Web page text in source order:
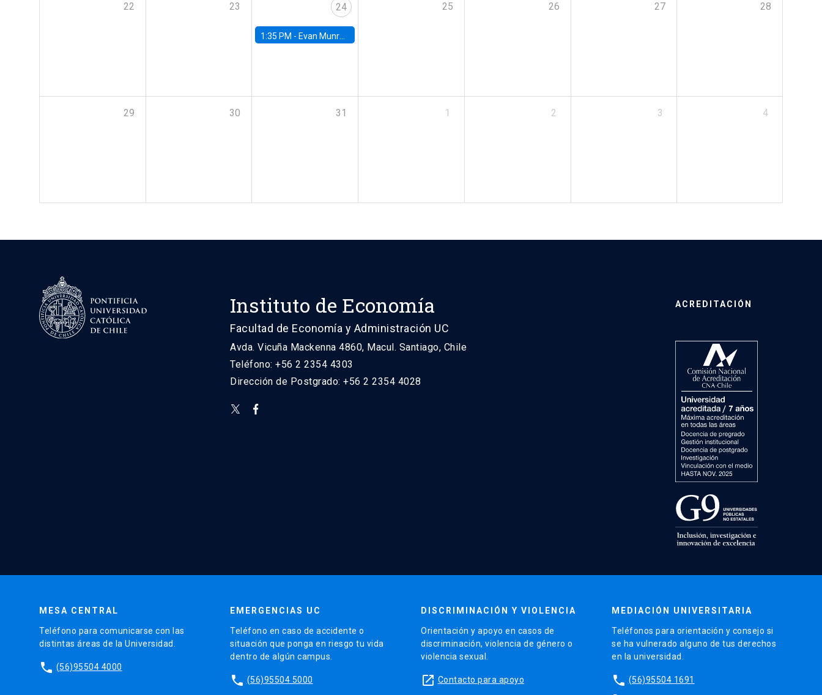
22 23 24
1:35 PM - Evan Munro, Neyman Visiting Assistant Professor in the Department of Statistics at UC Berkeley
25 26 27 28
29 30 31 1 2 3 4
Instituto de Economía
Facultad de Economía y Administración UC
Avda. Vicuña Mackenna 4860, Macul. Santiago, Chile
Teléfono: +56 2 2354 4303
Dirección de Postgrado: +56 2 2354 4028
ACREDITACIÓN
MESA CENTRAL
Teléfono para comunicarse con las
distintas áreas de la Universidad.
phone (56)95504 4000
EMERGENCIAS UC
Teléfono en caso de accidente o
situación que ponga en riesgo tu vida
dentro de algún campus.
phone (56)95504 5000
DISCRIMINACIÓN Y VIOLENCIA
Orientación y apoyo en casos de
discriminación, violencia de género o
violencia sexual.
launch Contacto para apoyo
MEDIACIÓN UNIVERSITARIA
Teléfonos para orientación y consejo si
se ha vulnerado alguno de tus derechos
en la universidad.
phone (56)95504 1691